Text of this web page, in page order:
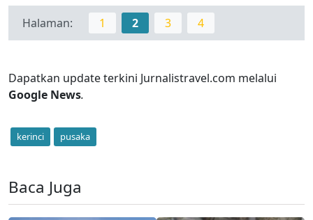
Halaman: 1 2 3 4
Dapatkan update terkini Jurnalistravel.com melalui
Google News.
kerinci pusaka
Baca Juga